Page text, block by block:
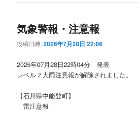
気象警報・注意報
投稿日時:2026年7月28日 22:06
2026年07月28日22時04分 発表
レベル２大雨注意報が解除されました。
【石川県中能登町】
雷注意報